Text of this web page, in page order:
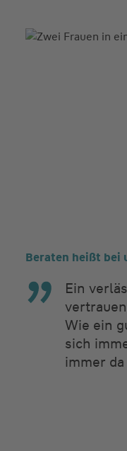
Beraten heißt bei
Ein
Wie ein
sich
immer